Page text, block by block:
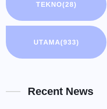
TEKNO(28)
UTAMA(933)
Recent News